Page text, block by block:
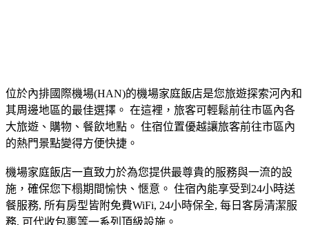
位於內排國際機場(HAN)的機場家庭飯店是您旅遊探索河內和
其周邊地區的最佳選擇。 在這裡，旅客可輕鬆前往市區內各
大旅遊、購物、餐飲地點。 住宿位置優越讓旅客前往市區內
的熱門景點變得方便快捷。
機場家庭飯店一直致力於為您提供最尊貴的服務與一流的設
施，確保您下榻期間愉快、愜意。 住宿內能享受到24小時送
餐服務, 所有房型皆附免費WiFi, 24小時保全, 每日客房清潔服
務, 可代收包裹等一系列頂級設施。